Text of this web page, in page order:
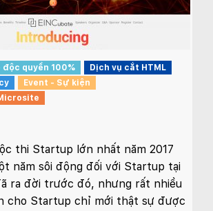
quyền 100%
Dịch vụ cắt HTML
Event - Sự kiện
thi Startup lớn nhất năm 2017
năm sôi động đối với Startup tại
ra đời trước đó, nhưng rất nhiều
cho Startup chỉ mới thật sự được